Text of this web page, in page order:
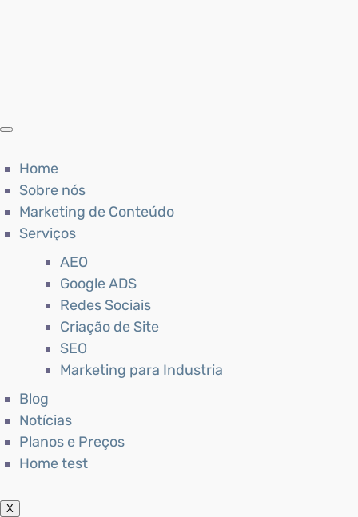
Home
Sobre nós
Marketing de Conteúdo
Serviços
AEO
Google ADS
Redes Sociais
Criação de Site
SEO
Marketing para Industria
Blog
Notícias
Planos e Preços
Home test
X